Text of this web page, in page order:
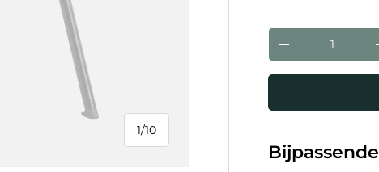
1/
van
10
Aantal
Verlaag de